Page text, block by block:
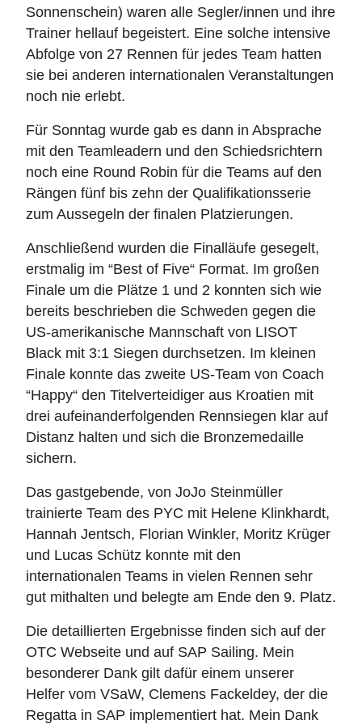
Sonnenschein) waren alle Segler/innen und ihre
Trainer hellauf begeistert. Eine solche intensive
Abfolge von 27 Rennen für jedes Team hatten
sie bei anderen internationalen Veranstaltungen
noch nie erlebt.
Für Sonntag wurde gab es dann in Absprache
mit den Teamleadern und den Schiedsrichtern
noch eine Round Robin für die Teams auf den
Rängen fünf bis zehn der Qualifikationsserie
zum Aussegeln der finalen Platzierungen.
Anschließend wurden die Finalläufe gesegelt,
erstmalig im “Best of Five“ Format. Im großen
Finale um die Plätze 1 und 2 konnten sich wie
bereits beschrieben die Schweden gegen die
US-amerikanische Mannschaft von LISOT
Black mit 3:1 Siegen durchsetzen. Im kleinen
Finale konnte das zweite US-Team von Coach
“Happy“ den Titelverteidiger aus Kroatien mit
drei aufeinanderfolgenden Rennsiegen klar auf
Distanz halten und sich die Bronzemedaille
sichern.
Das gastgebende, von JoJo Steinmüller
trainierte Team des PYC mit Helene Klinkhardt,
Hannah Jentsch, Florian Winkler, Moritz Krüger
und Lucas Schütz konnte mit den
internationalen Teams in vielen Rennen sehr
gut mithalten und belegte am Ende den 9. Platz.
Die detaillierten Ergebnisse finden sich auf der
OTC Webseite und auf SAP Sailing. Mein
besonderer Dank gilt dafür einem unserer
Helfer vom VSaW, Clemens Fackeldey, der die
Regatta in SAP implementiert hat. Mein Dank